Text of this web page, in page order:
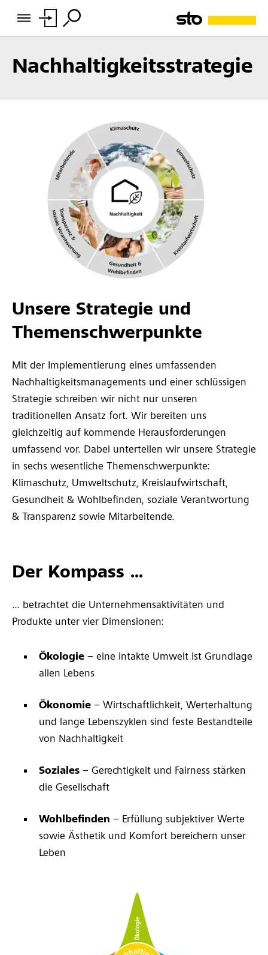
Nachhaltigkeitsstrategie
Unsere Strategie und
Themenschwerpunkte
Mit der Implementierung eines umfassenden
Nachhaltigkeitsmanagements und einer schlüssigen
Strategie schreiben wir nicht nur unseren
traditionellen Ansatz fort. Wir bereiten uns
gleichzeitig auf kommende Herausforderungen
umfassend vor. Dabei unterteilen wir unsere Strategie
in sechs wesentliche Themenschwerpunkte:
Klimaschutz, Umweltschutz, Kreislaufwirtschaft,
Gesundheit & Wohlbefinden, soziale Verantwortung
& Transparenz sowie Mitarbeitende.
Der Kompass ...
... betrachtet die Unternehmensaktivitäten und
Produkte unter vier Dimensionen:
Ökologie – eine intakte Umwelt ist Grundlage
allen Lebens
Ökonomie – Wirtschaftlichkeit, Werterhaltung
und lange Lebenszyklen sind feste Bestandteile
von Nachhaltigkeit
Soziales – Gerechtigkeit und Fairness stärken
die Gesellschaft
Wohlbefinden – Erfüllung subjektiver Werte
sowie Ästhetik und Komfort bereichern unser
Leben